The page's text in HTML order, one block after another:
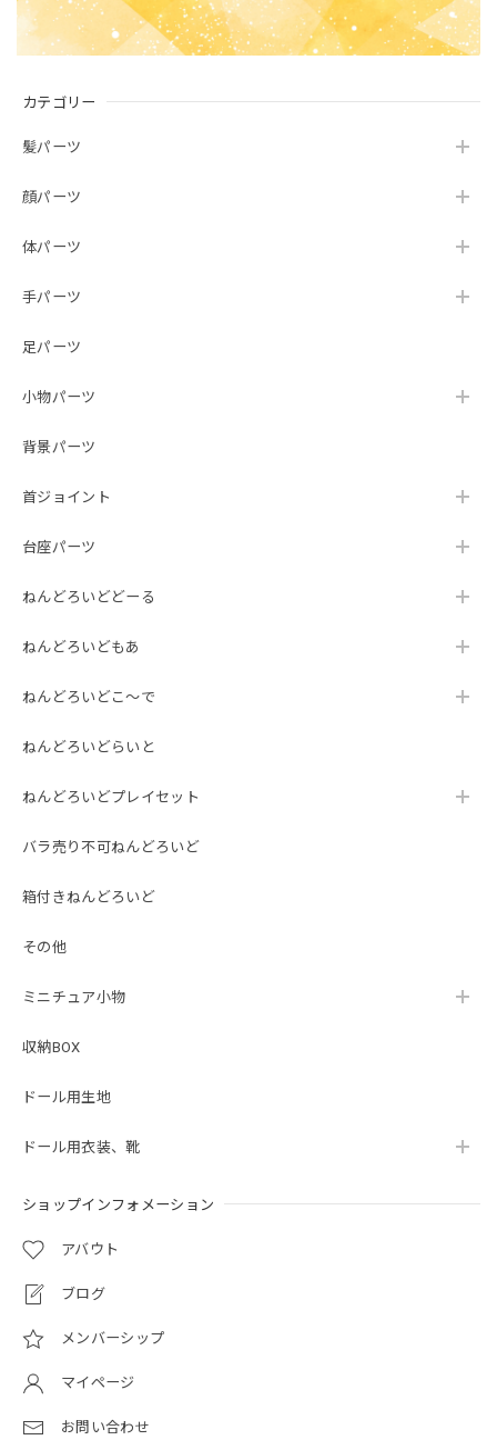
カテゴリー
髪パーツ
顔パーツ
体パーツ
手パーツ
足パーツ
小物パーツ
背景パーツ
首ジョイント
台座パーツ
ねんどろいどどーる
ねんどろいどもあ
ねんどろいどこ～で
ねんどろいどらいと
ねんどろいどプレイセット
バラ売り不可ねんどろいど
箱付きねんどろいど
その他
ミニチュア小物
収納BOX
ドール用生地
ドール用衣装、靴
ショップインフォメーション
アバウト
ブログ
メンバーシップ
マイページ
お問い合わせ